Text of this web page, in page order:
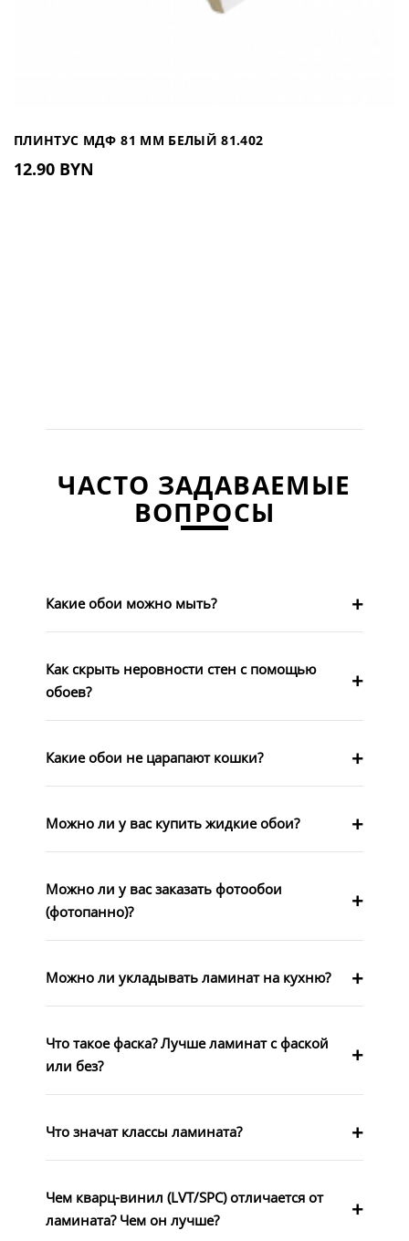
ПЛИНТУС МДФ 81 ММ БЕЛЫЙ 81.402
12.90 BYN
ЧАСТО ЗАДАВАЕМЫЕ
ВОПРОСЫ
Какие обои можно мыть?
Как скрыть неровности стен с помощью
обоев?
Какие обои не царапают кошки?
Можно ли у вас купить жидкие обои?
Можно ли у вас заказать фотообои
(фотопанно)?
Можно ли укладывать ламинат на кухню?
Что такое фаска? Лучше ламинат с фаской
или без?
Что значат классы ламината?
Чем кварц-винил (LVT/SPC) отличается от
ламината? Чем он лучше?